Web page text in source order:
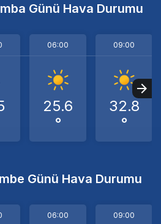
Günü Hava Durumu
06:00
25.6
°
09:00
32.8
°
Günü Hava Durumu
06:00 09:00